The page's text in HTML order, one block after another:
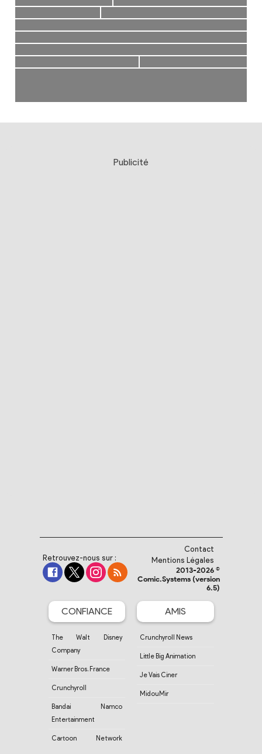
Publicité
Retrouvez-nous sur :
Contact
Mentions Légales
2013-2026 ©
Comic.Systems (version
6.5)
CONFIANCE
The Walt Disney
Company
Warner Bros. France
Crunchyroll
Bandai Namco
Entertainment
Cartoon Network
AMIS
Crunchyroll News
Little Big Animation
Je Vais Ciner
MidouMir